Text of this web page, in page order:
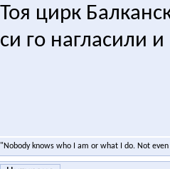
Тоя цирк
си го нагласили
"Nobody knows who I am or what I do. Not